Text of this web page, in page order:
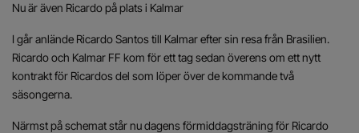
Nu är även Ricardo på plats i Kalmar
I går anlände Ricardo Santos till Kalmar efter sin resa från Brasilien.
Ricardo och Kalmar FF kom för ett tag sedan överens om ett nytt
kontrakt för Ricardos del som löper över de kommande två
säsongerna.
Närmst på schemat står nu dagens förmiddagsträning för Ricardo